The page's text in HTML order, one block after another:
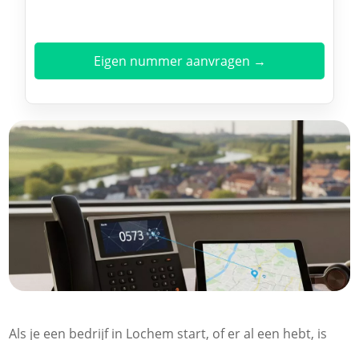
Eigen nummer aanvragen →
Als je een bedrijf in Lochem start, of er al een hebt, is